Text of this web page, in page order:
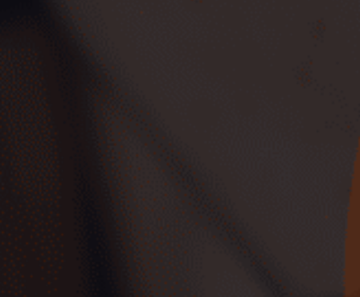
Vehículos de Ocasión Cero
Emisiones
Ver coches